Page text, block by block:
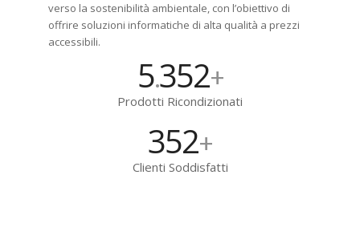
verso la sostenibilità ambientale, con l’obiettivo di
offrire soluzioni informatiche di alta qualità a prezzi
accessibili.
5.410+
Prodotti Ricondizionati
410+
Clienti Soddisfatti